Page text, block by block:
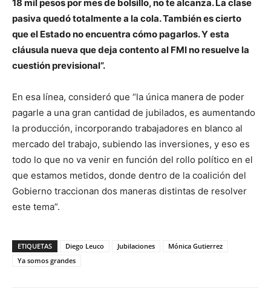
18 mil pesos por mes de bolsillo, no te alcanza. La clase
pasiva quedó totalmente a la cola. También es cierto
que el Estado no encuentra cómo pagarlos. Y esta
cláusula nueva que deja contento al FMI no resuelve la
cuestión previsional”.
En esa línea, consideró que “la única manera de poder
pagarle a una gran cantidad de jubilados, es aumentando
la producción, incorporando trabajadores en blanco al
mercado del trabajo, subiendo las inversiones, y eso es
todo lo que no va venir en función del rollo político en el
que estamos metidos, donde dentro de la coalición del
Gobierno traccionan dos maneras distintas de resolver
este tema”.
ETIQUETAS Diego Leuco Jubilaciones
Mónica Gutierrez
Ya somos grandes